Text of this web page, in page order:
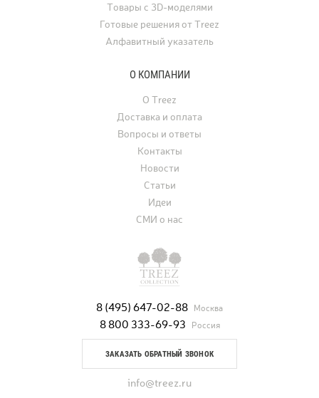
8 (495) 647-02-88 Москва
8 800 333-69-93 Россия
ЗАКАЗАТЬ ОБРАТНЫЙ ЗВОНОК
info@treez.ru
Товары с 3D-моделями
Готовые решения от Treez
Алфавитный указатель
О КОМПАНИИ
О Treez
Доставка и оплата
Вопросы и ответы
Контакты
Новости
Статьи
Идеи
СМИ о нас